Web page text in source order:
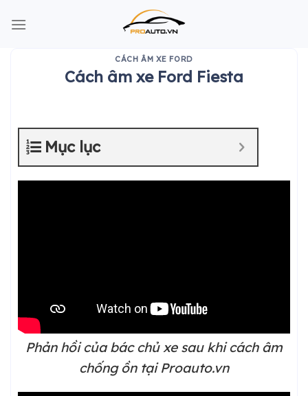
CÁCH ÂM XE FORD
Cách âm xe Ford Fiesta
Mục lục
Phản hồi của bác chủ xe sau khi cách âm
chống ồn tại Proauto.vn